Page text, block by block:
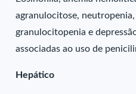
agranulocitose,
granulocitopenia e
associadas ao uso de
Hepático